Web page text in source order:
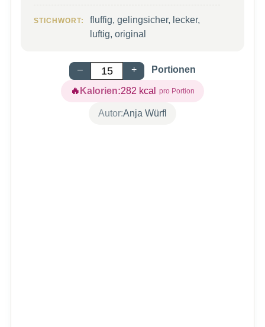
STICHWORT:
fluffig, gelingsicher, lecker,
luftig, original
– + Portionen
Kalorien:282 kcal
Autor:Anja Würfl